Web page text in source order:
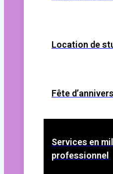
Location de
Fête
Services en
professionnel